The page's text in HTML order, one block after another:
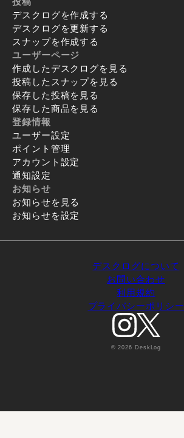
デスクログを作成する
デスクログを更新する
スナップを作成する
ユーザーページ
作成したデスクログを見る
投稿したスナップを見る
保存した投稿を見る
保存した商品を見る
登録情報
ユーザー設定
ポイント管理
アカウント設定
通知設定
お知らせ
お知らせを見る
お知らせを設定
デスクログについて
お問い合わせ
利用規約
プライバシーポリシー
© 2026 DeskLog